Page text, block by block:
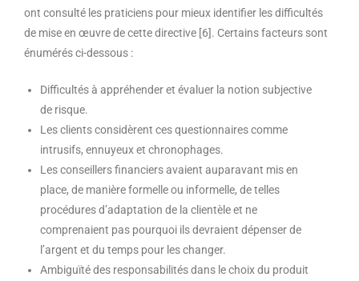
ont consulté les praticiens pour mieux identifier les difficultés
de mise en œuvre de cette directive [6]. Certains facteurs sont
énumérés ci-dessous :
Difficultés à appréhender et évaluer la notion subjective
de risque.
Les clients considèrent ces questionnaires comme
intrusifs, ennuyeux et chronophages.
Les conseillers financiers avaient auparavant mis en
place, de manière formelle ou informelle, de telles
procédures d’adaptation de la clientèle et ne
comprenaient pas pourquoi ils devraient dépenser de
l’argent et du temps pour les changer.
Ambiguïté des responsabilités dans le choix du produit